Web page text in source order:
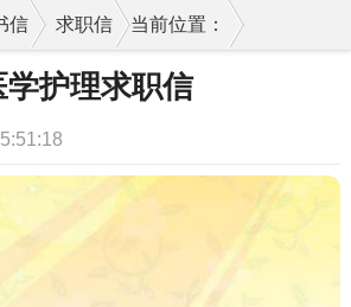
当前位置：
信 求职信
学护理求职信